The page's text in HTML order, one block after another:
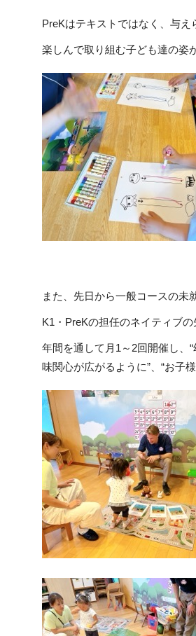
PreKはテキストではなく、与
楽しんで取り組む子ども達の姿
また、先日から一般コースの未
K1・PreKの担任のネイティブ
年間を通して月1～2回開催し、
味関心が広がるように”、“お子